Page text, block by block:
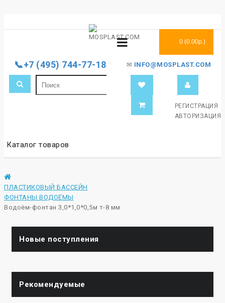
📞+7 (495) 744-77-18 ✉ INFO@MOSPLAST.COM
РЕГИСТРАЦИЯ
АВТОРИЗАЦИЯ
0 (0.00р.)
Каталог товаров
ПЛАСТИКОВЫЙ БАССЕЙН
ФОНТАНЫ ВОДОЁМЫ
Водоём-фонтан 3,0*1,0*0,5м т-8 мм
Новые поступления
Рекомендуемые